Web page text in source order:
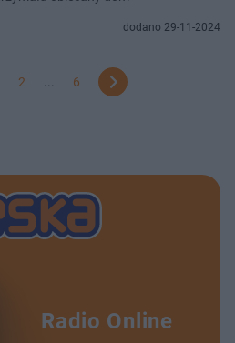
dodano 29-11-2024
2 ... 6
Radio Online